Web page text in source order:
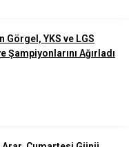
Görgel, YKS ve LGS
Şampiyonlarını Ağırladı